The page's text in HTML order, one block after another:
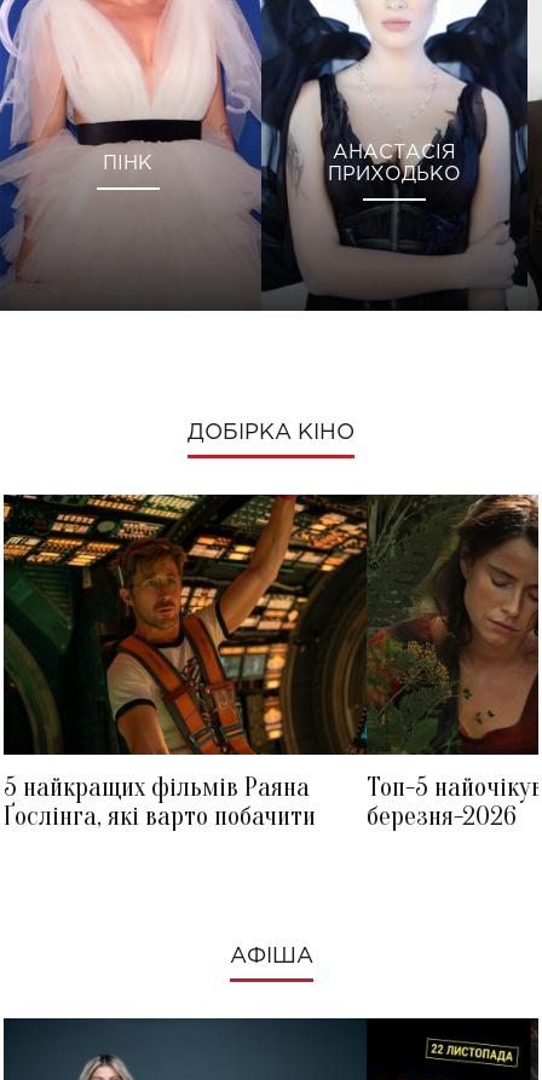
ПІНК
АНАСТАСІЯ
ПРИХОДЬКО
ДОБІРКА КІНО
5 найкращих фільмів Раяна
Ґослінга, які варто побачити
Топ-5
березня-2026
АФІША